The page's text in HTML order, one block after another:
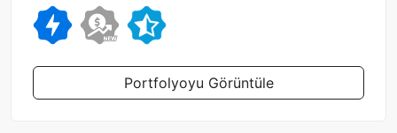
Portfolyoyu Görüntüle